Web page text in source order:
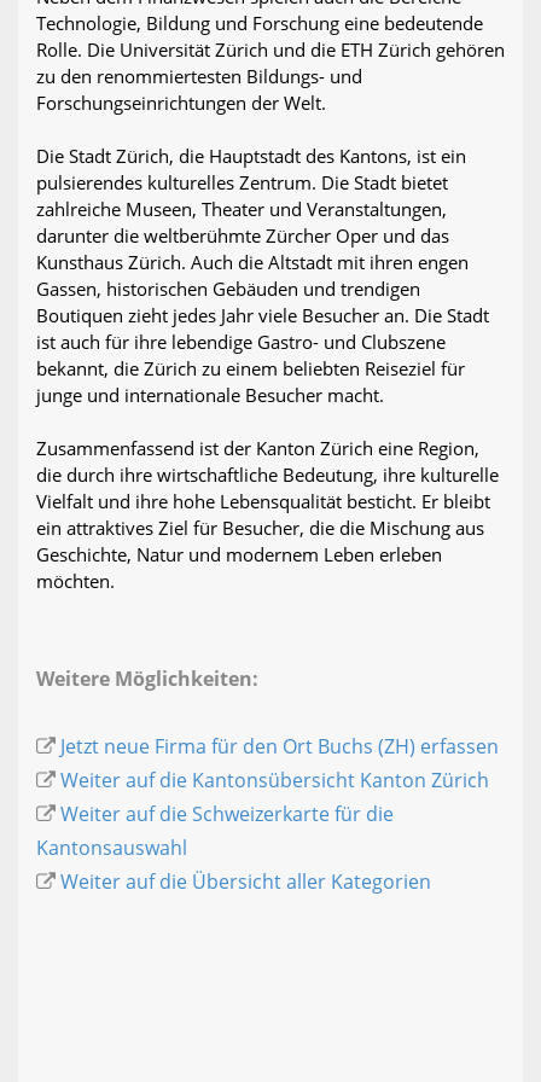
Technologie, Bildung und Forschung eine bedeutende
Rolle. Die Universität Zürich und die ETH Zürich gehören
zu den renommiertesten Bildungs- und
Forschungseinrichtungen der Welt.
Die Stadt Zürich, die Hauptstadt des Kantons, ist ein
pulsierendes kulturelles Zentrum. Die Stadt bietet
zahlreiche Museen, Theater und Veranstaltungen,
darunter die weltberühmte Zürcher Oper und das
Kunsthaus Zürich. Auch die Altstadt mit ihren engen
Gassen, historischen Gebäuden und trendigen
Boutiquen zieht jedes Jahr viele Besucher an. Die Stadt
ist auch für ihre lebendige Gastro- und Clubszene
bekannt, die Zürich zu einem beliebten Reiseziel für
junge und internationale Besucher macht.
Zusammenfassend ist der Kanton Zürich eine Region,
die durch ihre wirtschaftliche Bedeutung, ihre kulturelle
Vielfalt und ihre hohe Lebensqualität besticht. Er bleibt
ein attraktives Ziel für Besucher, die die Mischung aus
Geschichte, Natur und modernem Leben erleben
möchten.
Weitere Möglichkeiten:
Jetzt neue Firma für den Ort Buchs (ZH) erfassen
Weiter auf die Kantonsübersicht Kanton Zürich
Weiter auf die Schweizerkarte für die
Kantonsauswahl
Weiter auf die Übersicht aller Kategorien